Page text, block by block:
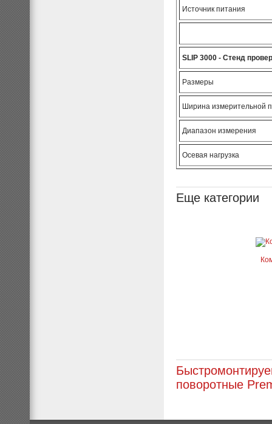
Источник питания
SLIP 3000 - Стенд
Размеры
Ширина измерительной
Диапазон измерения
Осевая нагрузка
Еще категории
поворотные